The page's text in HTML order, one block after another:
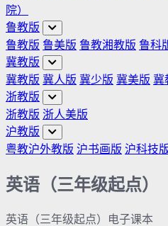
院）
鲁教版
鲁教版 鲁美版 鲁教湘教版 鲁科
冀教版
冀教版 冀人版 冀少版 冀美版 冀
浙教版
浙教版 浙人美版
沪教版
粤教沪外教版 沪书画版 沪科技
英语（三年级起点）
英语（三年级起点）电子课本